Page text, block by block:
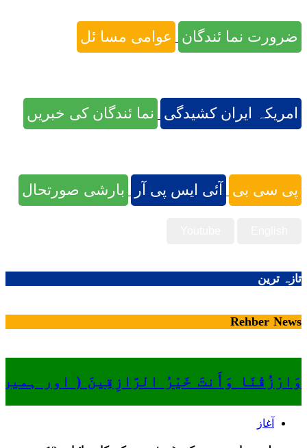
ضرورت نما ئندگان عوامی مسا ئل
امریکہ ایران کشیدگی نما ئندگان کی خبریں
پی سی بی آئی ایس پی آر بارشی صورتحال
تازہ ترین
Rehber News
وَارْزُقْنَا وَأَنتَ خَيْرُ الرَّازِقِينَ ( اور
آغاز